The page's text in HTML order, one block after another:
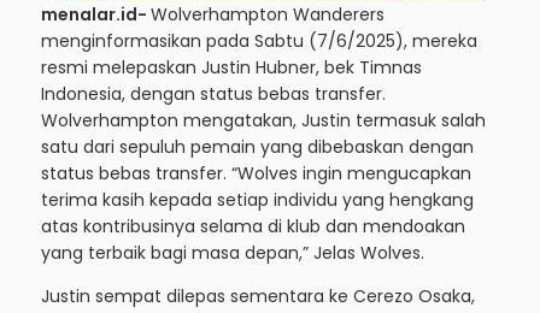
menalar.id- Wolverhampton Wanderers
menginformasikan pada Sabtu (7/6/2025), mereka
resmi melepaskan Justin Hubner, bek Timnas
Indonesia, dengan status bebas transfer.
Wolverhampton mengatakan, Justin termasuk salah
satu dari sepuluh pemain yang dibebaskan dengan
status bebas transfer. “Wolves ingin mengucapkan
terima kasih kepada setiap individu yang hengkang
atas kontribusinya selama di klub dan mendoakan
yang terbaik bagi masa depan,” Jelas Wolves.
Justin sempat dilepas sementara ke Cerezo Osaka,